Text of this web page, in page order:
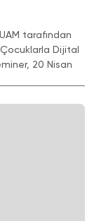
tarafından
Dijital
20 Nisan